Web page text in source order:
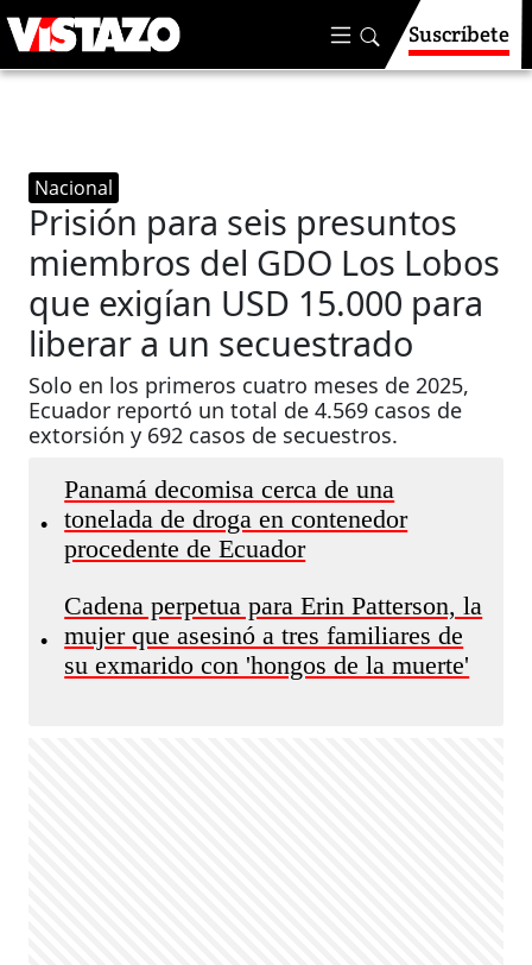
Suscríbete
Nacional
Prisión para seis presuntos
miembros del GDO Los Lobos
que exigían USD 15.000 para
liberar a un secuestrado
Solo en los primeros cuatro meses de 2025,
Ecuador reportó un total de 4.569 casos de
extorsión y 692 casos de secuestros.
•
Panamá decomisa cerca de una
tonelada de droga en contenedor
procedente de Ecuador
•
Cadena perpetua para Erin Patterson, la
mujer que asesinó a tres familiares de
su exmarido con 'hongos de la muerte'